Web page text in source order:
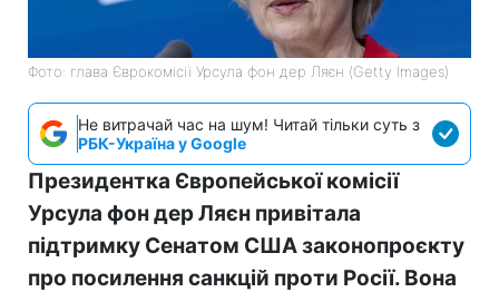
Фото: глава Єврокомісії Урсула фон дер Ляєн (Getty Images)
Не витрачай час на шум! Читай тільки суть з
РБК-Україна у Google
Президентка Європейської комісії
Урсула фон дер Ляєн привітала
підтримку Сенатом США законопроєкту
про посилення санкцій проти Росії. Вона